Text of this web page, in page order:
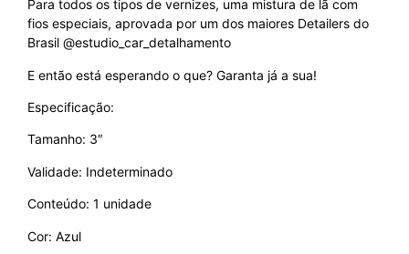
Para todos os tipos de vernizes, uma mistura de lã com
fios especiais, aprovada por um dos maiores Detailers do
Brasil @estudio_car_detalhamento
E então está esperando o que? Garanta já a sua!
Especificação:
Tamanho: 3″
Validade: Indeterminado
Conteúdo: 1 unidade
Cor: Azul